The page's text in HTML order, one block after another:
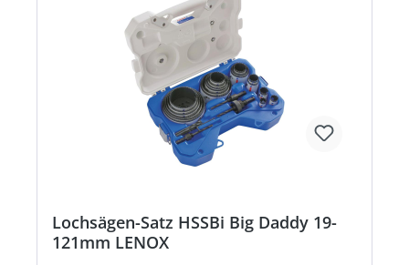
Lochsägen-Satz HSSBi Big Daddy 19-
121mm LENOX